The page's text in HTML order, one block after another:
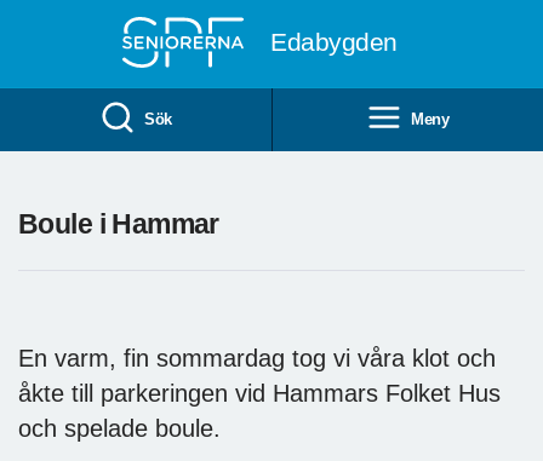
Edabygden
Sök Meny
Boule i Hammar
En varm, fin sommardag tog vi våra klot och
åkte till parkeringen vid Hammars Folket Hus
och spelade boule.